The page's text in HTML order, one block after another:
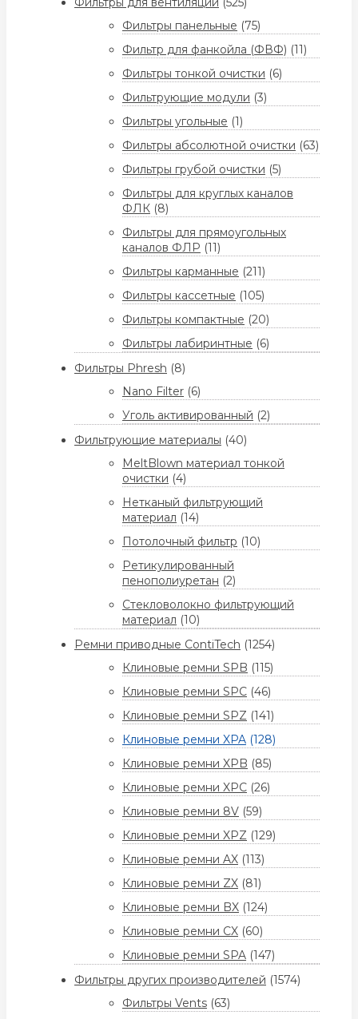
Фильтры панельные (75)
Фильтр для фанкойла (ФВФ) (11)
Фильтры тонкой очистки (6)
Фильтрующие модули (3)
Фильтры угольные (1)
Фильтры абсолютной очистки (63)
Фильтры грубой очистки (5)
Фильтры для круглых каналов
ФЛК (8)
Фильтры для прямоугольных
каналов ФЛР (11)
Фильтры карманные (211)
Фильтры кассетные (105)
Фильтры компактные (20)
Фильтры лабиринтные (6)
Фильтры Phresh (8)
Nano Filter (6)
Уголь активированный (2)
Фильтрующие материалы (40)
MeltBlown материал тонкой
очистки (4)
Нетканый фильтрующий
материал (14)
Потолочный фильтр (10)
Ретикулированный
пенополиуретан (2)
Стекловолокно фильтрующий
материал (10)
Ремни приводные ContiTech (1254)
Клиновые ремни SPB (115)
Клиновые ремни SPC (46)
Клиновые ремни SPZ (141)
Клиновые ремни XPA (128)
Клиновые ремни XPB (85)
Клиновые ремни XPC (26)
Клиновые ремни 8V (59)
Клиновые ремни XPZ (129)
Клиновые ремни AX (113)
Клиновые ремни ZX (81)
Клиновые ремни BX (124)
Клиновые ремни CX (60)
Клиновые ремни SPA (147)
Фильтры других производителей (1574)
Фильтры Vents (63)